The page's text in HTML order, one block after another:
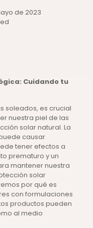
de 2023
Cuidando tu
soleados, es crucial
nuestra piel de las
solar natural. La
causar
tener efectos a
prematuro y un
mantener nuestra
solar
por qué es
con formulaciones
productos pueden
al medio